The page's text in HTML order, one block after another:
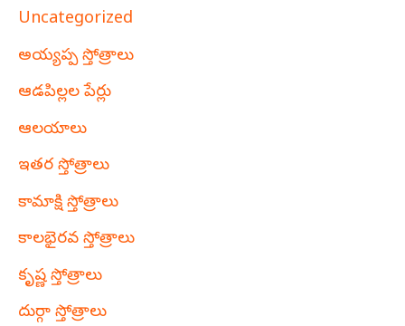
Uncategorized
అయ్యప్ప స్తోత్రాలు
ఆడపిల్లల పేర్లు
ఆలయాలు
ఇతర స్తోత్రాలు
కామాక్షి స్తోత్రాలు
కాలభైరవ స్తోత్రాలు
కృష్ణ స్తోత్రాలు
దుర్గా స్తోత్రాలు